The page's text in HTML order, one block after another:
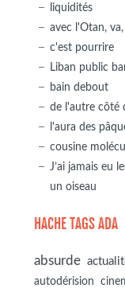
liquidités
avec l'Otan,
c'est pourrire
Liban public
bain debout
de l'autre côté
l'aura des
cousine
J’ai jamais eu
un oiseau
HACHE TAGS ADA
absurde
autodérision